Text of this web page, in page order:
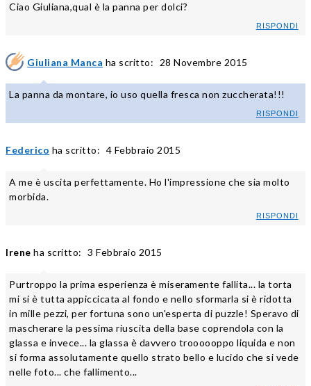
Ciao Giuliana,qual è la panna per dolci?
RISPONDI
Giuliana Manca ha scritto: 28 Novembre 2015
La panna da montare, io uso quella fresca non zuccherata!!!
RISPONDI
Federico ha scritto: 4 Febbraio 2015
A me è uscita perfettamente. Ho l'impressione che sia molto
morbida.
RISPONDI
Irene ha scritto: 3 Febbraio 2015
Purtroppo la prima esperienza è miseramente fallita... la torta
mi si è tutta appiccicata al fondo e nello sformarla si è ridotta
in mille pezzi, per fortuna sono un'esperta di puzzle! Speravo di
mascherare la pessima riuscita della base coprendola con la
glassa e invece... la glassa è davvero troooooppo liquida e non
si forma assolutamente quello strato bello e lucido che si vede
nelle foto... che fallimento...